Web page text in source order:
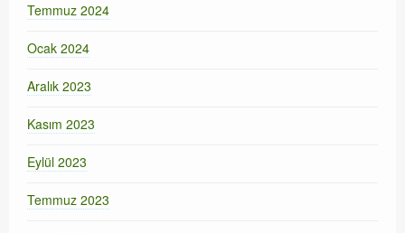
Temmuz 2024
Ocak 2024
Aralık 2023
Kasım 2023
Eylül 2023
Temmuz 2023